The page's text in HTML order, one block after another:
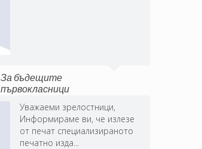
За бъдещите
първокласници
Уважаеми зрелостници,
Информираме ви, че излезе
от печат специализираното
печатно изда...